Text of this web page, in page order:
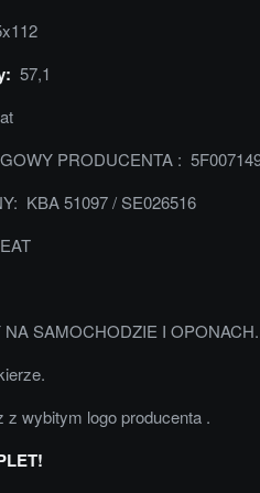
57,1
PRODUCENTA :
KBA 51097 / SE026516
NA SAMOCHODZIE I OPONACH.
z wybitym logo producenta .